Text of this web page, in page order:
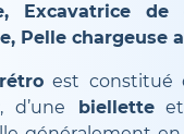
Excavatrice de
Pelle chargeuse
est constitué
, d’une bielletteet